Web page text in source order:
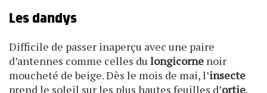
Les dandys
Difficile de passer inaperçu avec une paire
d’antennes comme celles du longicorne noir
moucheté de beige. Dès le mois de mai, l’insecte
prend le soleil sur les plus hautes feuilles d’ortie.